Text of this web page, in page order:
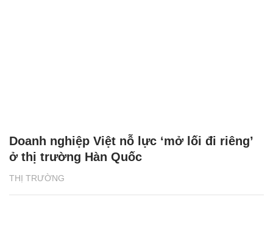
THỊ TRƯỜNG
Doanh nghiệp Việt nỗ lực ‘mở lối đi riêng’
ở thị trường Hàn Quốc